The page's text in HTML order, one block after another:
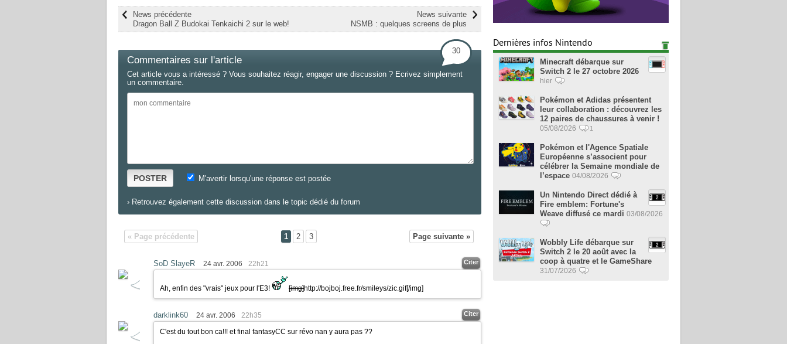
News suivante
NSMB : quelques screens de plus
News précédente
Dragon Ball Z Budokai Tenkaichi 2 sur le web!
Commentaires sur l'article
30
Cet article vous a intéressé ? Vous souhaitez réagir, engager une discussion ? Ecrivez simplement
un commentaire.
POSTER M'avertir lorsqu'une réponse est postée
› Retrouvez également cette discussion dans le topic dédié du forum
« Page précédente 1 2 3 Page suivante »
SoD SlayeR 24 avr. 2006 22h21 Citer
Ah, enfin des "vrais" jeux pour l'E3! [img]http://bojboj.free.fr/smileys/zic.gif[/img]
darklink60 24 avr. 2006 22h35 Citer
C'est du tout bon ca!!! et final fantasyCC sur révo nan y aura pas ??
Dernières infos Nintendo
Minecraft débarque sur
Switch 2 le 27 octobre 2026
hier
Pokémon et Adidas présentent
leur collaboration : découvrez les
12 paires de chaussures à venir !
05/08/2026 1
Pokémon et l'Agence Spatiale
Européenne s’associent pour
célébrer la Semaine mondiale de
l’espace 04/08/2026
Un Nintendo Direct dédié à
Fire emblem: Fortune's
Weave diffusé ce mardi 03/08/2026
Wobbly Life débarque sur
Switch 2 le 20 août avec la
coop à quatre et le GameShare
31/07/2026